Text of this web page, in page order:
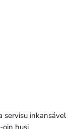
servisu inkansável
oin husi